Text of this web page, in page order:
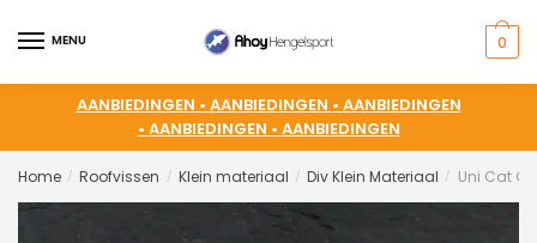
MENU 0
AANBIEDINGEN • AANBIEDINGEN • AANBIEDINGEN
• AANBIEDINGEN • AANBIEDINGEN
Home / Roofvissen / Klein materiaal / Div Klein Materiaal / Uni Cat